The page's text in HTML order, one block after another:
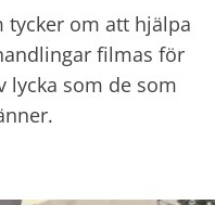
tycker om att hjälpa
filmas för
lycka som de som